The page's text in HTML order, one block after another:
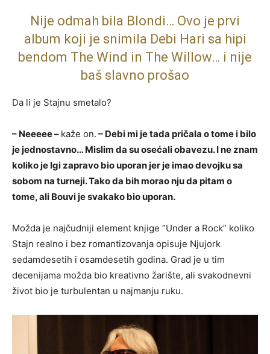
Nije odmah bila Blondi… Ovo je prvi
album koji je snimila Debi Hari sa hipi
bendom The Wind in The Willow… i nije
baš slavno prošao
Da li je Stajnu smetalo?
– Neeeee – kaže on. – Debi mi je tada pričala o tome i bilo
je jednostavno… Mislim da su osećali obavezu. I ne znam
koliko je Igi zapravo bio uporan jer je imao devojku sa
sobom na turneji. Tako da bih morao nju da pitam o
tome, ali Bouvi je svakako bio uporan.
Možda je najčudniji element knjige “Under a Rock” koliko
Stajn realno i bez romantizovanja opisuje Njujork
sedamdesetih i osamdesetih godina. Grad je u tim
decenijama možda bio kreativno žarište, ali svakodnevni
život bio je turbulentan u najmanju ruku.